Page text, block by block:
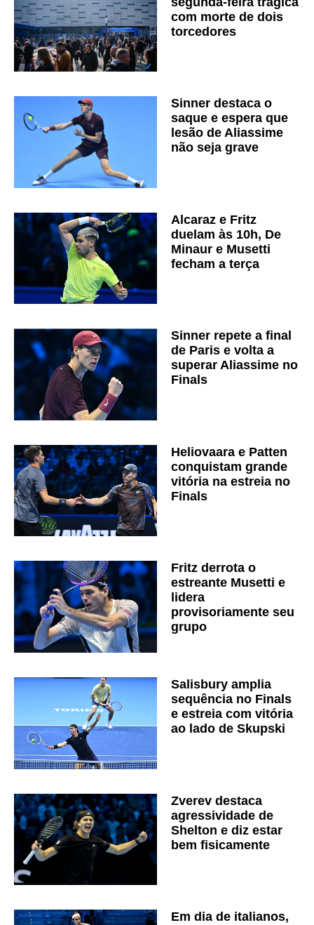
com morte de dois
torcedores
Sinner destaca o
saque e espera que
lesão de Aliassime
não seja grave
Alcaraz e Fritz
duelam às 10h, De
Minaur e Musetti
fecham a terça
Sinner repete a final
de Paris e volta a
superar Aliassime no
Finals
Heliovaara e Patten
conquistam grande
vitória na estreia no
Finals
Fritz derrota o
estreante Musetti e
lidera
provisoriamente seu
grupo
Salisbury amplia
sequência no Finals
e estreia com vitória
ao lado de Skupski
Zverev destaca
agressividade de
Shelton e diz estar
bem fisicamente
Em dia de italianos,